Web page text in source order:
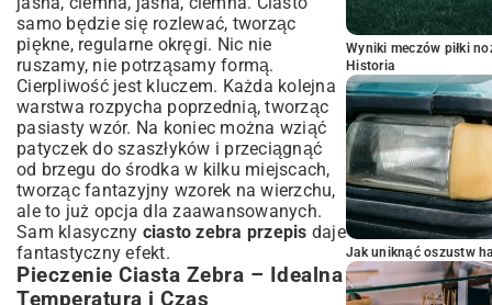
samo będzie się rozlewać, tworząc
piękne, regularne okręgi. Nic nie
ruszamy, nie potrząsamy formą.
Cierpliwość jest kluczem. Każda kolejna
warstwa rozpycha poprzednią, tworząc
pasiasty wzór. Na koniec można wziąć
patyczek do szaszłyków i przeciągnąć
od brzegu do środka w kilku miejscach,
tworząc fantazyjny wzorek na wierzchu,
ale to już opcja dla zaawansowanych.
Sam klasyczny ciasto zebra przepis daje
fantastyczny efekt.
Pieczenie Ciasta Zebra – Idealna
Temperatura i Czas
Wyniki meczów piłki
Historia
Jak uniknąć oszustw